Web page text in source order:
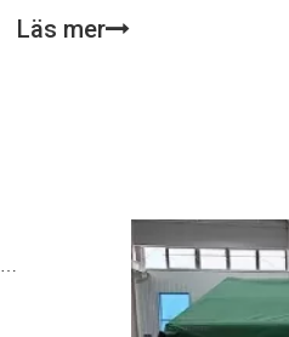
de används under extrema
Läs mer
Viktiga material och konstruktionsstandarder för tunga militära uppblåsbara tält